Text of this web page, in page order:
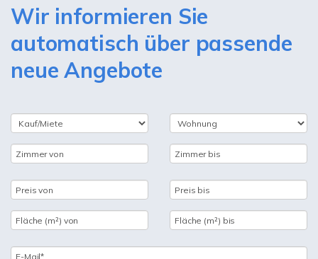
Wir informieren Sie
automatisch über passende
neue Angebote